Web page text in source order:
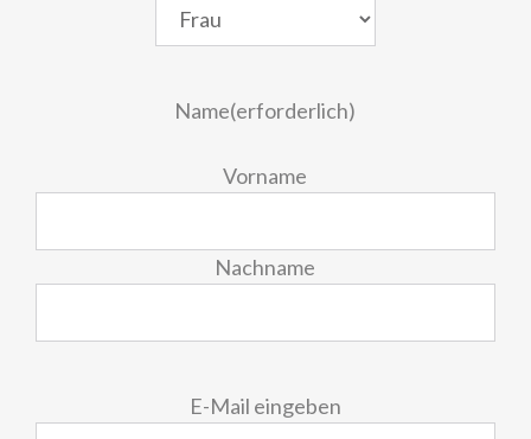
Name(erforderlich)
Vorname
Nachname
E-Mail eingeben